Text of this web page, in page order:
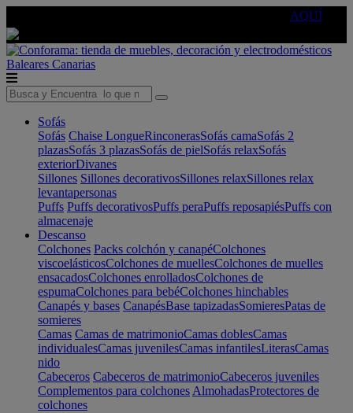
AQUÍ
Baleares Canarias
Sofás
Sofás Chaise LongueRinconerasSofás camaSofás 2
plazasSofás 3 plazasSofás de pielSofás relaxSofás
exteriorDivanes
Sillones Sillones decorativosSillones relaxSillones relax
levantapersonas
Puffs Puffs decorativosPuffs peraPuffs reposapiésPuffs con
almacenaje
Descanso
Colchones Packs colchón y canapéColchones
viscoelásticosColchones de muellesColchones de muelles
ensacadosColchones enrolladosColchones de
espumaColchones para bebéColchones hinchables
Canapés y bases CanapésBase tapizadasSomieresPatas de
somieres
Camas Camas de matrimonioCamas doblesCamas
individualesCamas juvenilesCamas infantilesLiterasCamas
nido
Cabeceros Cabeceros de matrimonioCabeceros juveniles
Complementos para colchones AlmohadasProtectores de
colchones